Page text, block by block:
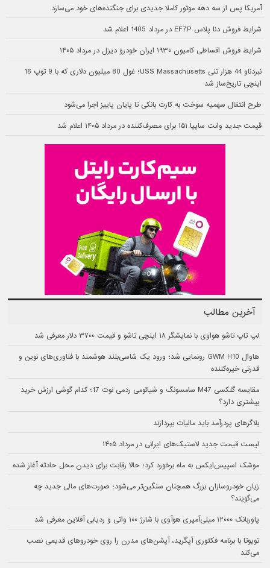
آمریکا پس از سه دهه موتور کاملا جدیدی برای جنگنده‌های خود می‌سازد
شرایط فروش دنا پلاس EF7P در مرداد 1405 اعلام شد
شرایط فروش اقساطی کامیون ۱۹۳۰ ایران خودرو دیزل در مرداد ۱۴۰۵
نبردناو 44 هزار تنی USS Massachusetts؛ غول 80 میلیون دلاری که با 9 توپ 16
اینچی تاریخ‌ساز شد
طرح انتقال سهمیه سوخت به کارت بانکی تا پایان پاییز اجرا می‌شود
قیمت جدید وانت سایپا ۱۵۱ برای مصرف‌کننده در مرداد ۱۴۰۵ اعلام شد
آخرین مطالب
لپ تاپ تاشو هواوی با نمایشگر ۱۸ اینچی تاشو و قیمت ۳۷۰۰ دلار معرفی شد
هاوال GWM H10 رونمایی شد؛ ورود یک شاسی‌بلند هوشمند با فناوری‌های نوین و
قدرتی خیره‌کننده
مقایسه گلکسی M47 سامسونگ و شیائومی ردمی نوت 17؛ کدام گوشی ارزش خرید
بیشتری دارد؟
بلاگرهای پردرآمد باید مالیات بپردازند
لیست قیمت جدید لاستیک‌های ایرانی در مرداد ۱۴۰۵
موشک اسپیس‌ایکس به ماه برخورد کرد؛ حالا رقابت برای دیدن محل حادثه آغاز شده
زیان خودروسازان بزرگ همچنان سنگین‌تر می‌شود؛ صورت‌های مالی جدید چه
می‌گویند؟
پاوربانک ۱۲۰۰۰ میلی‌آمپری هوآوی با شارژ ۱۰۰ واتی و ردیابی آفلاین معرفی شد
تویوتا با برنامه فکتوری آپگرید، آپشن‌های مدرن را روی خودروهای قدیمی نصب
می‌کند